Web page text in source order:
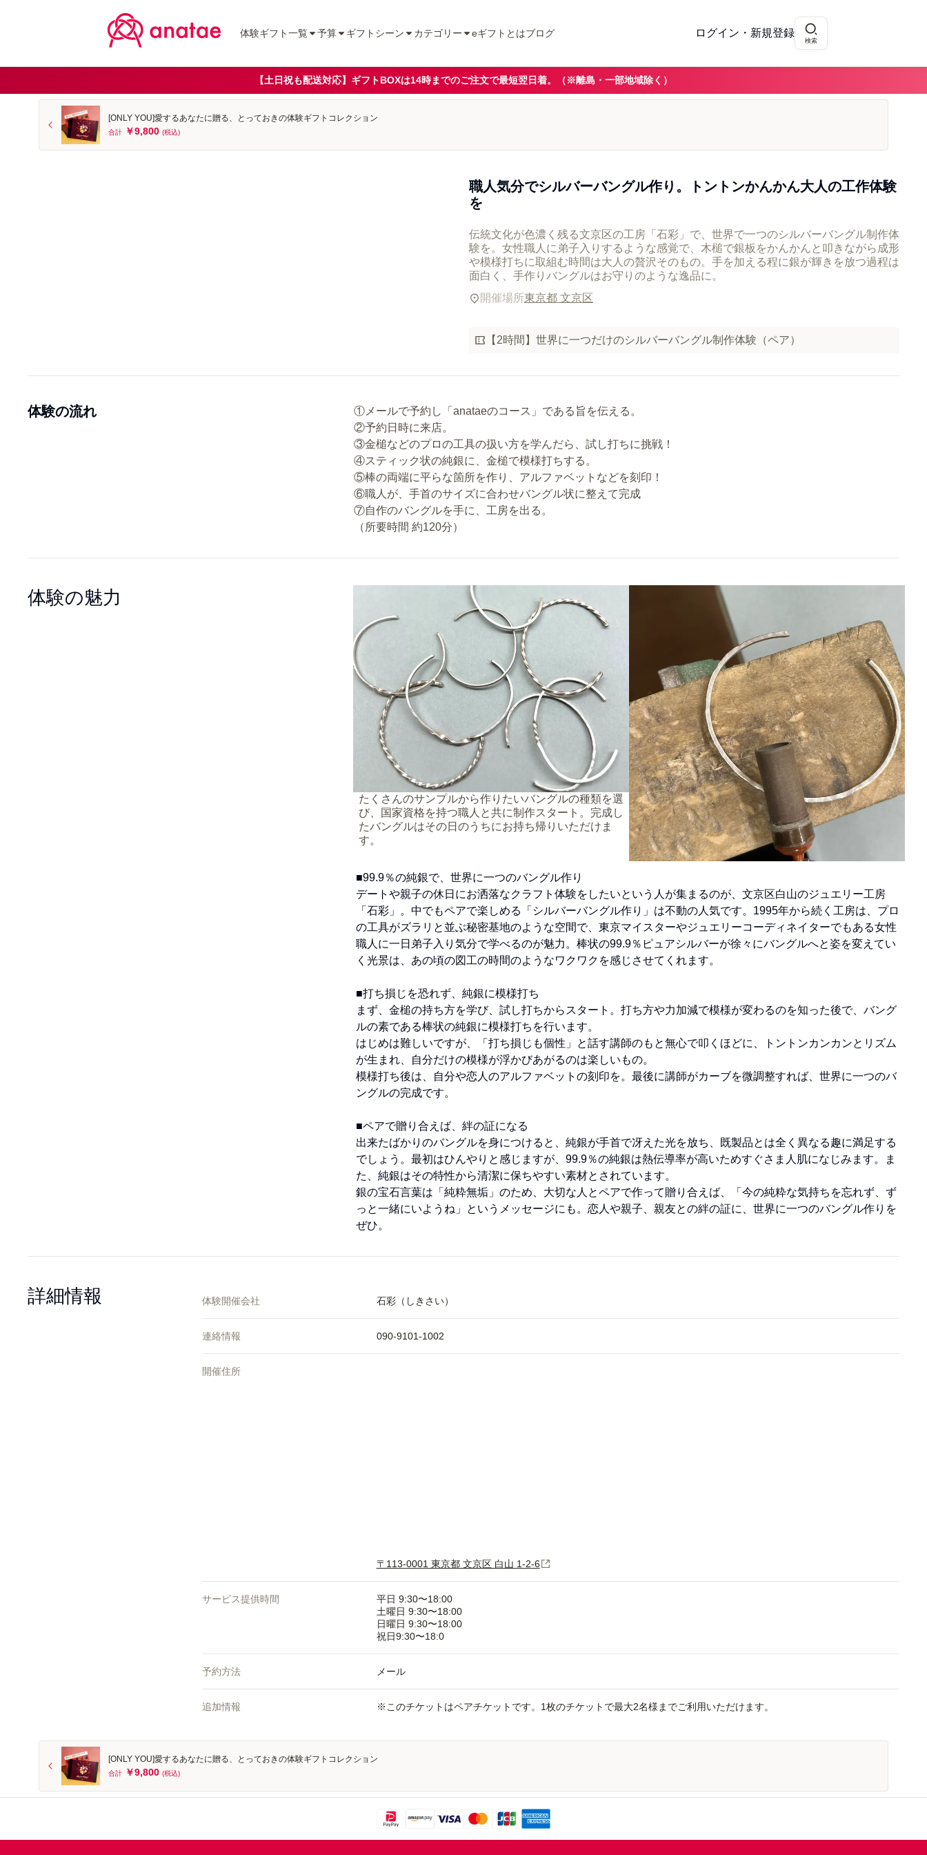
体験ギフト一覧 予算 ギフトシーン カテゴリー eギフトとはブログ ログイン・新規登録
検索
【土日祝も配送対応】ギフトBOXは14時までのご注文で最短翌日着。（※離島・一部地域除く）
[ONLY YOU]愛するあなたに贈る、とっておきの体験ギフトコレクション
合計 ￥9,800 (税込)
職人気分でシルバーバングル作り。トントンかんかん大人の工作体験
を
伝統文化が色濃く残る文京区の工房「石彩」で、世界で一つのシルバーバングル制作体
験を。女性職人に弟子入りするような感覚で、木槌で銀板をかんかんと叩きながら成形
や模様打ちに取組む時間は大人の贅沢そのもの。手を加える程に銀が輝きを放つ過程は
面白く、手作りバングルはお守りのような逸品に。
開催場所東京都 文京区
【2時間】世界に一つだけのシルバーバングル制作体験（ペア）
体験の流れ
①メールで予約し「anataeのコース」である旨を伝える。
②予約日時に来店。
③金槌などのプロの工具の扱い方を学んだら、試し打ちに挑戦！
④スティック状の純銀に、金槌で模様打ちする。
⑤棒の両端に平らな箇所を作り、アルファベットなどを刻印！
⑥職人が、手首のサイズに合わせバングル状に整えて完成
⑦自作のバングルを手に、工房を出る。
（所要時間 約120分）
体験の魅力
たくさんのサンプルから作りたいバングルの種類を選
び、国家資格を持つ職人と共に制作スタート。完成し
たバングルはその日のうちにお持ち帰りいただけま
す。
シルバーバングル作りの魅力の一つは、思い思いのア
ルファベットや数字の刻印もできること。記念日やイ
ニシャルを彫り込めば、世界に一つの贈り物やお守り
に
■99.9％の純銀で、世界に一つのバングル作り
デートや親子の休日にお洒落なクラフト体験をしたいという人が集まるのが、文京区白山のジュエリー工房
「石彩」。中でもペアで楽しめる「シルバーバングル作り」は不動の人気です。1995年から続く工房は、プロ
の工具がズラリと並ぶ秘密基地のような空間で、東京マイスターやジュエリーコーディネイターでもある女性
職人に一日弟子入り気分で学べるのが魅力。棒状の99.9％ピュアシルバーが徐々にバングルへと姿を変えてい
く光景は、あの頃の図工の時間のようなワクワクを感じさせてくれます。
■打ち損じを恐れず、純銀に模様打ち
まず、金槌の持ち方を学び、試し打ちからスタート。打ち方や力加減で模様が変わるのを知った後で、バング
ルの素である棒状の純銀に模様打ちを行います。
はじめは難しいですが、「打ち損じも個性」と話す講師のもと無心で叩くほどに、トントンカンカンとリズム
が生まれ、自分だけの模様が浮かびあがるのは楽しいもの。
模様打ち後は、自分や恋人のアルファベットの刻印を。最後に講師がカーブを微調整すれば、世界に一つのバ
ングルの完成です。
■ペアで贈り合えば、絆の証になる
出来たばかりのバングルを身につけると、純銀が手首で冴えた光を放ち、既製品とは全く異なる趣に満足する
でしょう。最初はひんやりと感じますが、99.9％の純銀は熱伝導率が高いためすぐさま人肌になじみます。ま
た、純銀はその特性から清潔に保ちやすい素材とされています。
銀の宝石言葉は「純粋無垢」のため、大切な人とペアで作って贈り合えば、「今の純粋な気持ちを忘れず、ず
っと一緒にいようね」というメッセージにも。恋人や親子、親友との絆の証に、世界に一つのバングル作りを
ぜひ。
詳細情報 体験開催会社 石彩（しきさい）
連絡情報 090-9101-1002
開催住所
〒113-0001 東京都 文京区 白山 1-2-6
サービス提供時間
平日 9:30〜18:00
土曜日 9:30〜18:00
日曜日 9:30〜18:00
祝日9:30〜18:0
予約方法 メール
追加情報 ※このチケットはペアチケットです。1枚のチケットで最大2名様までご利用いただけます。
[ONLY YOU]愛するあなたに贈る、とっておきの体験ギフトコレクション
合計 ￥9,800 (税込)